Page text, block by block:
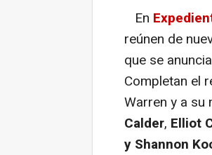
En
reúnen de
que se
Completan el
Warren y a su
Calder, Elliot
y Shannon